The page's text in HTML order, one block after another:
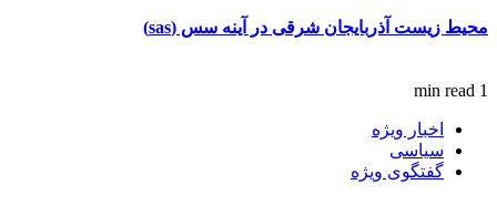
محیط زیست آذربایجان شرقی در آینه سس (sas)
1 min read
اخبار ویژه
سیاسی
گفتگوی ویژه